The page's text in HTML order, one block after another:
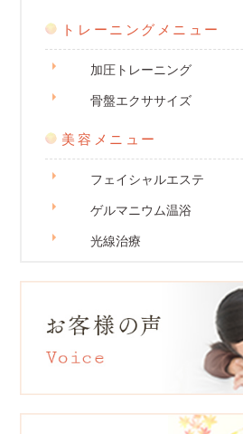
トレーニングメニュー
加圧トレーニング
骨盤エクササイズ
美容メニュー
フェイシャルエステ
ゲルマニウム温浴
光線治療